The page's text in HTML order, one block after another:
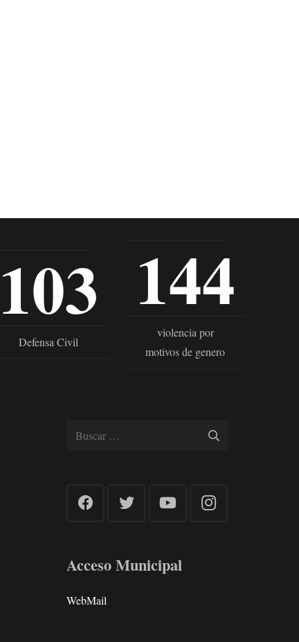
103
Defensa Civil
144
violencia por
motivos de genero
Acceso Municipal
WebMail